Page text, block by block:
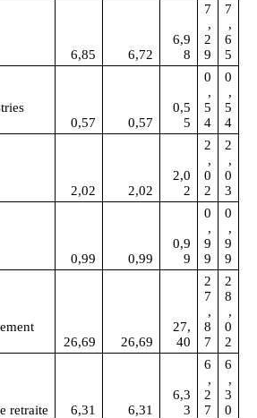
6,85 6,72
6,9
8
7
,
2
9
7
,
6
5
0,57 0,57
0,5
5
0
,
5
4
0
,
5
4
2,02 2,02
2,0
2
2
,
0
2
2
,
0
3
0,99 0,99
0,9
9
0
,
9
9
0
,
9
9
26,69 26,69
27,
40
2
7
,
8
7
2
8
,
0
2
retraite 6,31 6,31
6,3
3
6
,
2
7
6
,
3
0